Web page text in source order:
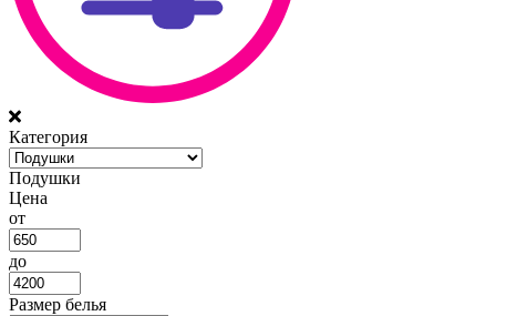
Категория
Подушки
Цена
от
до
Размер белья